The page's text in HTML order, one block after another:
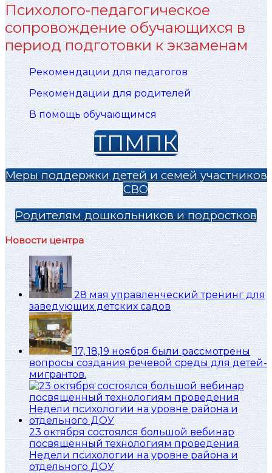
Психолого-педагогическое
сопровождение обучающихся в
период подготовки к экзаменам
Рекомендации для педагогов
Рекомендации для родителей
В помощь обучающимся
ТПМПК
Меры поддержки детей и семей участников
СВО
Родителям дошкольников и подростков
Новости центра
28 мая управленческий тренинг для
заведующих детских садов
17, 18,19 ноября были рассмотрены
вопросы создания речевой среды для детей-
мигрантов.
23 октября состоялся большой вебинар
посвященный технологиям проведения
Недели психологии на уровне района и
отдельного ДОУ